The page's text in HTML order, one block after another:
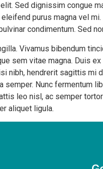
Sed dignissim congue
purus magna vel
condimentum. Sed
Vivamus bibendum
sem vitae magna. Duis
nibh, hendrerit sagittis mi
Nunc fermentum
leo nisl, ac semper
aliquet ligula.